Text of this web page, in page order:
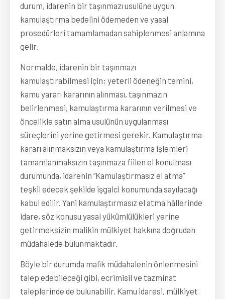
durum, idarenin bir taşınmazı usulüne uygun
kamulaştırma bedelini ödemeden ve yasal
prosedürleri tamamlamadan sahiplenmesi anlamına
gelir.
Normalde, idarenin bir taşınmazı
kamulaştırabilmesi için; yeterli ödeneğin temini,
kamu yararı kararının alınması, taşınmazın
belirlenmesi, kamulaştırma kararının verilmesi ve
öncelikle satın alma usulünün uygulanması
süreçlerini yerine getirmesi gerekir. Kamulaştırma
kararı alınmaksızın veya kamulaştırma işlemleri
tamamlanmaksızın taşınmaza fiilen el konulması
durumunda, idarenin “Kamulaştırmasız el atma”
teşkil edecek şekilde işgalci konumunda sayılacağı
kabul edilir. Yani kamulaştırmasız el atma hâllerinde
idare, söz konusu yasal yükümlülükleri yerine
getirmeksizin malikin mülkiyet hakkına doğrudan
müdahalede bulunmaktadır.
Böyle bir durumda malik müdahalenin önlenmesini
talep edebileceği gibi, ecrimisil ve tazminat
taleplerinde de bulunabilir. Kamu idaresi, mülkiyet